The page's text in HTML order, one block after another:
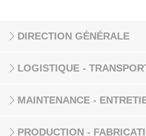
DIRECTION GÉNÉRALE
LOGISTIQUE -
MAINTENANCE -
PRODUCTION -